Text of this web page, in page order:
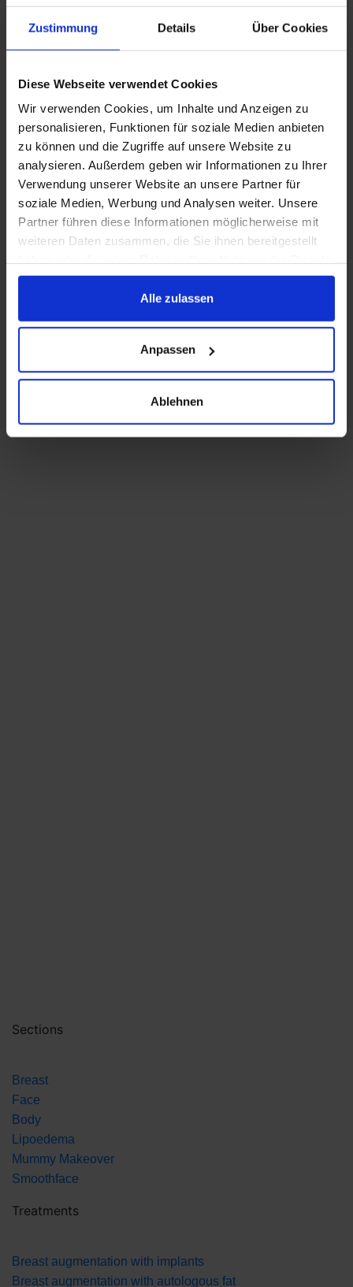
Zustimmung Details Über Cookies
Diese Webseite verwendet Cookies
Wir verwenden Cookies, um Inhalte und Anzeigen zu
personalisieren, Funktionen für soziale Medien anbieten
zu können und die Zugriffe auf unsere Website zu
analysieren. Außerdem geben wir Informationen zu Ihrer
Verwendung unserer Website an unsere Partner für
soziale Medien, Werbung und Analysen weiter. Unsere
Partner führen diese Informationen möglicherweise mit
weiteren Daten zusammen, die Sie ihnen bereitgestellt
gesammelt haben.
Alle zulassen
Anpassen
Ablehnen
Sections
Breast
Face
Body
Lipoedema
Mummy Makeover
Smoothface
Treatments
Breast augmentation with implants
Breast augmentation with autologous fat